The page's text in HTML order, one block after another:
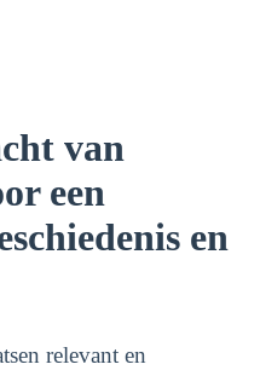
van
een
en
relevant en